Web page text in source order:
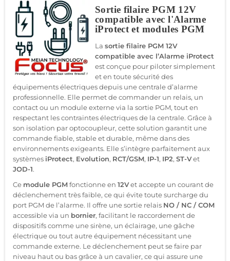
Sortie filaire PGM 12V
compatible avec l'Alarme
iProtect et modules PGM
La sortie filaire PGM 12V
compatible avec l’Alarme iProtect
est conçue pour piloter simplement
et en toute sécurité des
équipements électriques depuis une centrale d’alarme
professionnelle. Elle permet de commander un relais, un
contact ou un module externe via la sortie PGM, tout en
respectant les contraintes électriques de la centrale. Grâce à
son isolation par optocoupleur, cette solution garantit une
commande fiable, stable et durable, même dans des
environnements exigeants. Elle s’intègre parfaitement aux
systèmes iProtect, Evolution, RCT/GSM, IP-1, IP2, ST-Vet
JOD-1.
Ce module PGMfonctionne en 12Vet accepte un courant de
déclenchement très faible, ce qui évite toute surcharge du
port PGM de l’alarme. Il offre une sortie relais NO / NC / COM
accessible via un bornier, facilitant le raccordement de
dispositifs comme une sirène, un éclairage, une gâche
électrique ou tout autre équipement nécessitant une
commande externe. Le déclenchement peut se faire par
niveau haut ou bas grâce à un cavalier, ce qui assure une